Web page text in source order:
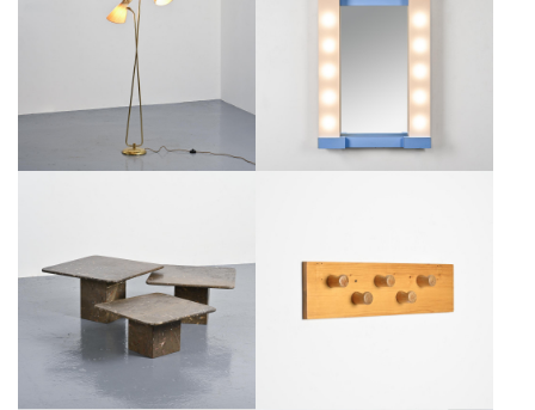
LAMPADAIRE À DEUX BRAS
ORIENTABLES PAR BAG TURGI,
SUISSE, ANNÉES 1950.
€550
MIROIR MURAL POLYCHROME,
FRANCE, CIRCA 1980
SUITE DE TROIS TABLES
GIGOGNES « FOSSILE », SUISSE,
CIRCA 1970
€950
PATÈRES, LES ARCS 1800,
FRANCE, CIRCA 1970
€500